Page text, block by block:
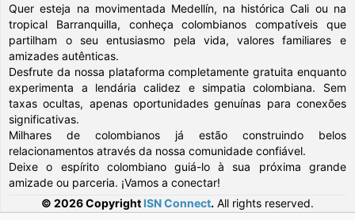
Quer esteja na movimentada Medellín, na histórica Cali ou na
tropical Barranquilla, conheça colombianos compatíveis que
partilham o seu entusiasmo pela vida, valores familiares e
amizades autênticas.
Desfrute da nossa plataforma completamente gratuita enquanto
experimenta a lendária calidez e simpatia colombiana. Sem
taxas ocultas, apenas oportunidades genuínas para conexões
significativas.
Milhares de colombianos já estão construindo belos
relacionamentos através da nossa comunidade confiável.
Deixe o espírito colombiano guiá-lo à sua próxima grande
amizade ou parceria. ¡Vamos a conectar!
© 2026 Copyright ISN Connect. All rights reserved.